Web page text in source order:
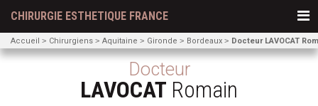
CHIRURGIE ESTHETIQUE FRANCE
Accueil Chirurgiens Aquitaine Gironde Bordeaux Docteur LAVOCAT
Docteur
LAVOCAT Romain